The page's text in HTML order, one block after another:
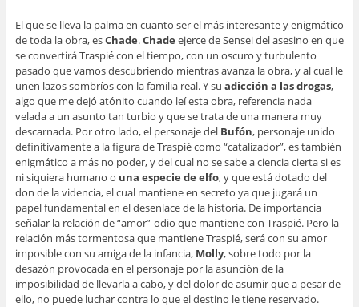
El que se lleva la palma en cuanto ser el más interesante y enigmático
de toda la obra, esChade.Chade ejerce de Sensei del asesino en que
se convertirá Traspié con el tiempo, con un oscuro y turbulento
pasado que vamos descubriendo mientras avanza la obra, y al cual le
unen lazos sombríos con la familia real. Y su adicción a las drogas,
algo que me dejó atónito cuando leí esta obra, referencia nada
velada a un asunto tan turbio y que se trata de una manera muy
descarnada. Por otro lado, el personaje del Bufón, personaje unido
definitivamente a la figura de Traspié como “catalizador”, es también
enigmático a más no poder, y del cual no se sabe a ciencia cierta si es
ni siquiera humano o una especie de elfo, y que está dotado del
don de la videncia, el cual mantiene en secreto ya que jugará un
papel fundamental en el desenlace de la historia. De importancia
señalar la relación de “amor”-odio que mantiene con Traspié. Pero la
relación más tormentosa que mantiene Traspié, será con su amor
imposible con su amiga de la infancia, Molly, sobre todo por la
desazón provocada en el personaje por la asunción de la
imposibilidad de llevarla a cabo, y del dolor de asumir que a pesar de
ello, no puede luchar contra lo que el destino le tiene reservado.